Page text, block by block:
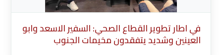
في اطار تطوير القطاع الصحي: السفير الاسعد وابو
العينين وشديد يتفقدون مخيمات الجنوب